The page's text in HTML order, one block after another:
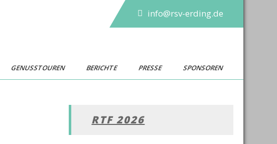
info@rsv-erding.de
GENUSSTOUREN BERICHTE PRESSE SPONSOREN
RTF 2026